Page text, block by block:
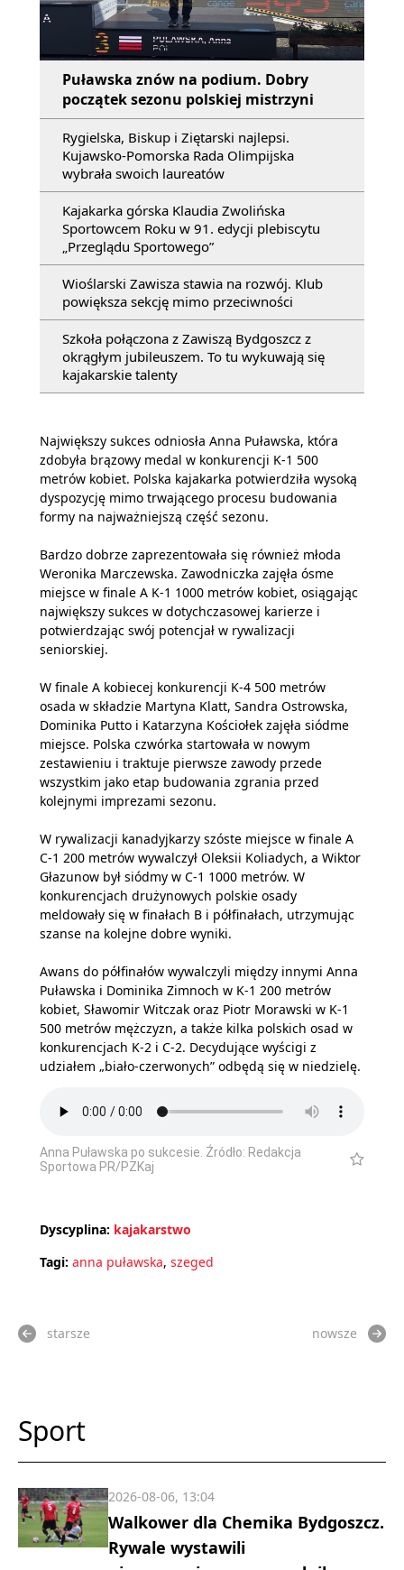
Puławska znów na podium. Dobry
początek sezonu polskiej mistrzyni
Rygielska, Biskup i Ziętarski najlepsi.
Kujawsko-Pomorska Rada Olimpijska
wybrała swoich laureatów
Kajakarka górska Klaudia Zwolińska
Sportowcem Roku w 91. edycji plebiscytu
„Przeglądu Sportowego”
Wioślarski Zawisza stawia na rozwój. Klub
powiększa sekcję mimo przeciwności
Szkoła połączona z Zawiszą Bydgoszcz z
okrągłym jubileuszem. To tu wykuwają się
kajakarskie talenty
Największy sukces odniosła Anna Puławska, która
zdobyła brązowy medal w konkurencji K-1 500
metrów kobiet. Polska kajakarka potwierdziła wysoką
dyspozycję mimo trwającego procesu budowania
formy na najważniejszą część sezonu.
Bardzo dobrze zaprezentowała się również młoda
Weronika Marczewska. Zawodniczka zajęła ósme
miejsce w finale A K-1 1000 metrów kobiet, osiągając
największy sukces w dotychczasowej karierze i
potwierdzając swój potencjał w rywalizacji
seniorskiej.
W finale A kobiecej konkurencji K-4 500 metrów
osada w składzie Martyna Klatt, Sandra Ostrowska,
Dominika Putto i Katarzyna Kościołek zajęła siódme
miejsce. Polska czwórka startowała w nowym
zestawieniu i traktuje pierwsze zawody przede
wszystkim jako etap budowania zgrania przed
kolejnymi imprezami sezonu.
W rywalizacji kanadyjkarzy szóste miejsce w finale A
C-1 200 metrów wywalczył Oleksii Koliadych, a Wiktor
Głazunow był siódmy w C-1 1000 metrów. W
konkurencjach drużynowych polskie osady
meldowały się w finałach B i półfinałach, utrzymując
szanse na kolejne dobre wyniki.
Awans do półfinałów wywalczyli między innymi Anna
Puławska i Dominika Zimnoch w K-1 200 metrów
kobiet, Sławomir Witczak oraz Piotr Morawski w K-1
500 metrów mężczyzn, a także kilka polskich osad w
konkurencjach K-2 i C-2. Decydujące wyścigi z
udziałem „biało-czerwonych” odbędą się w niedzielę.
Anna Puławska po sukcesie. Źródło: Redakcja
Sportowa PR/PZKaj
Dyscyplina: kajakarstwo
Tagi: anna puławska, szeged
starsze nowsze
Sport
Walkower dla Chemika Bydgoszcz.
Rywale wystawili
2026-08-06, 13:04